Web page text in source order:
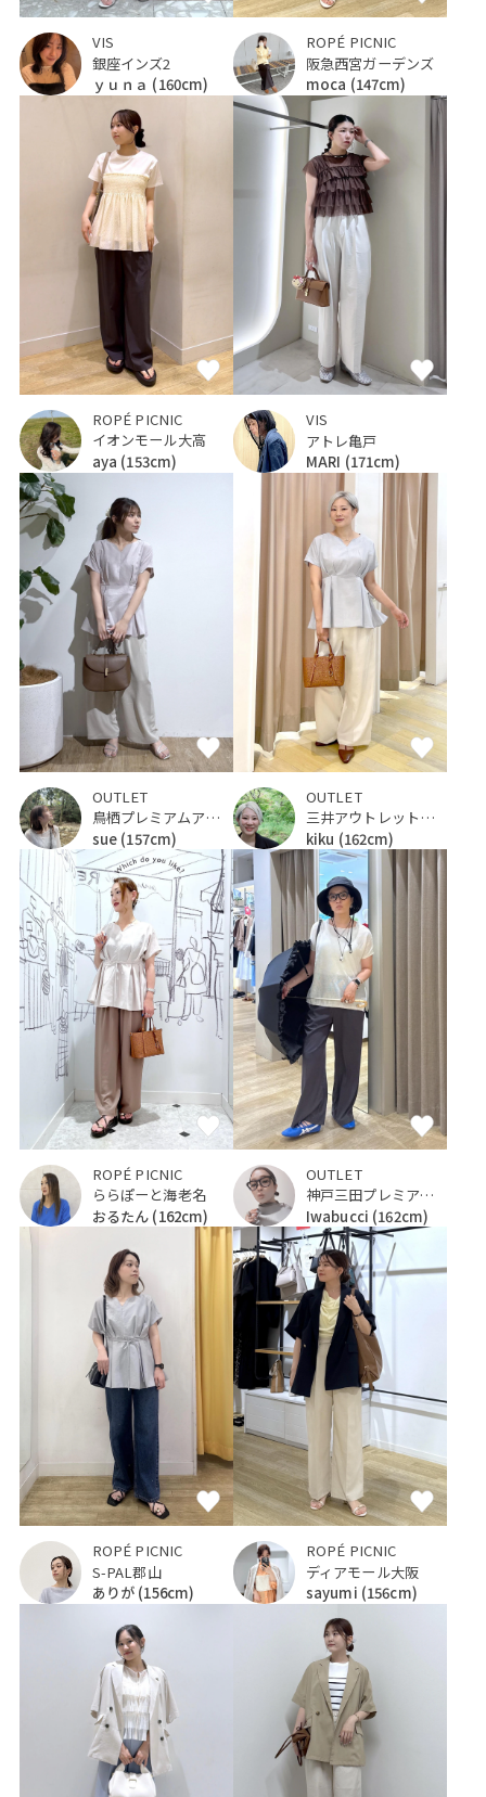
VIS
銀座インズ2
ｙｕｎａ (160cm)
ROPÉ PICNIC
阪急西宮ガーデンズ
moca (147cm)
ROPÉ PICNIC
イオンモール大高
aya (153cm)
VIS
アトレ亀戸
MARI (171cm)
OUTLET
鳥栖プレミアムアウトレット
sue (157cm)
OUTLET
三井アウトレットパーク 仙台港
kiku (162cm)
ROPÉ PICNIC
ららぽーと海老名
おるたん (162cm)
OUTLET
神戸三田プレミアム・アウトレット
Iwabucci (162cm)
ROPÉ PICNIC
S-PAL郡山
ありが (156cm)
ROPÉ PICNIC
ディアモール大阪
sayumi (156cm)